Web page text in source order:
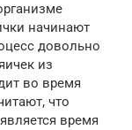
начинают
довольно
из
во время
что
время